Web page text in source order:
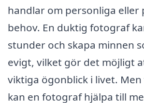
handlar om personliga eller
behov. En duktig fotograf
stunder och skapa minnen
evigt, vilket gör det möjligt
viktiga ögonblick i livet.
kan en fotograf hjälpa till